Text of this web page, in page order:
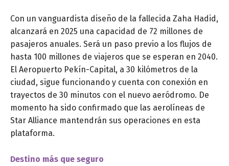
Con un vanguardista diseño de la fallecida Zaha Hadid,
alcanzará en 2025 una capacidad de 72 millones de
pasajeros anuales. Será un paso previo a los flujos de
hasta 100 millones de viajeros que se esperan en 2040.
El Aeropuerto Pekín-Capital, a 30 kilómetros de la
ciudad, sigue funcionando y cuenta con conexión en
trayectos de 30 minutos con el nuevo aeródromo. De
momento ha sido confirmado que las aerolíneas de
Star Alliance mantendrán sus operaciones en esta
plataforma.
Destino más que seguro